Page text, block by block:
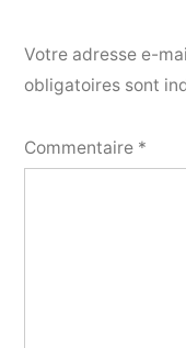
Votre adresse e-
obligatoires sont
Commentaire *